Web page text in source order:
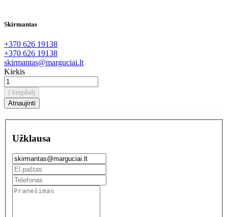
Skirmantas
+370 626 19138
+370 626 19138
skirmantas@marguciai.lt
Kiekis
Į krepšelį
Užklausa